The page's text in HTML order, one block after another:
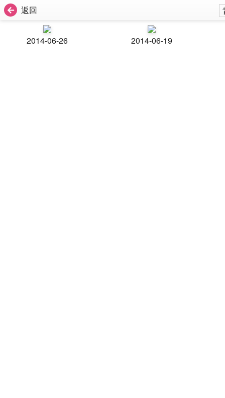
返回
2014-06-26 2014-06-19